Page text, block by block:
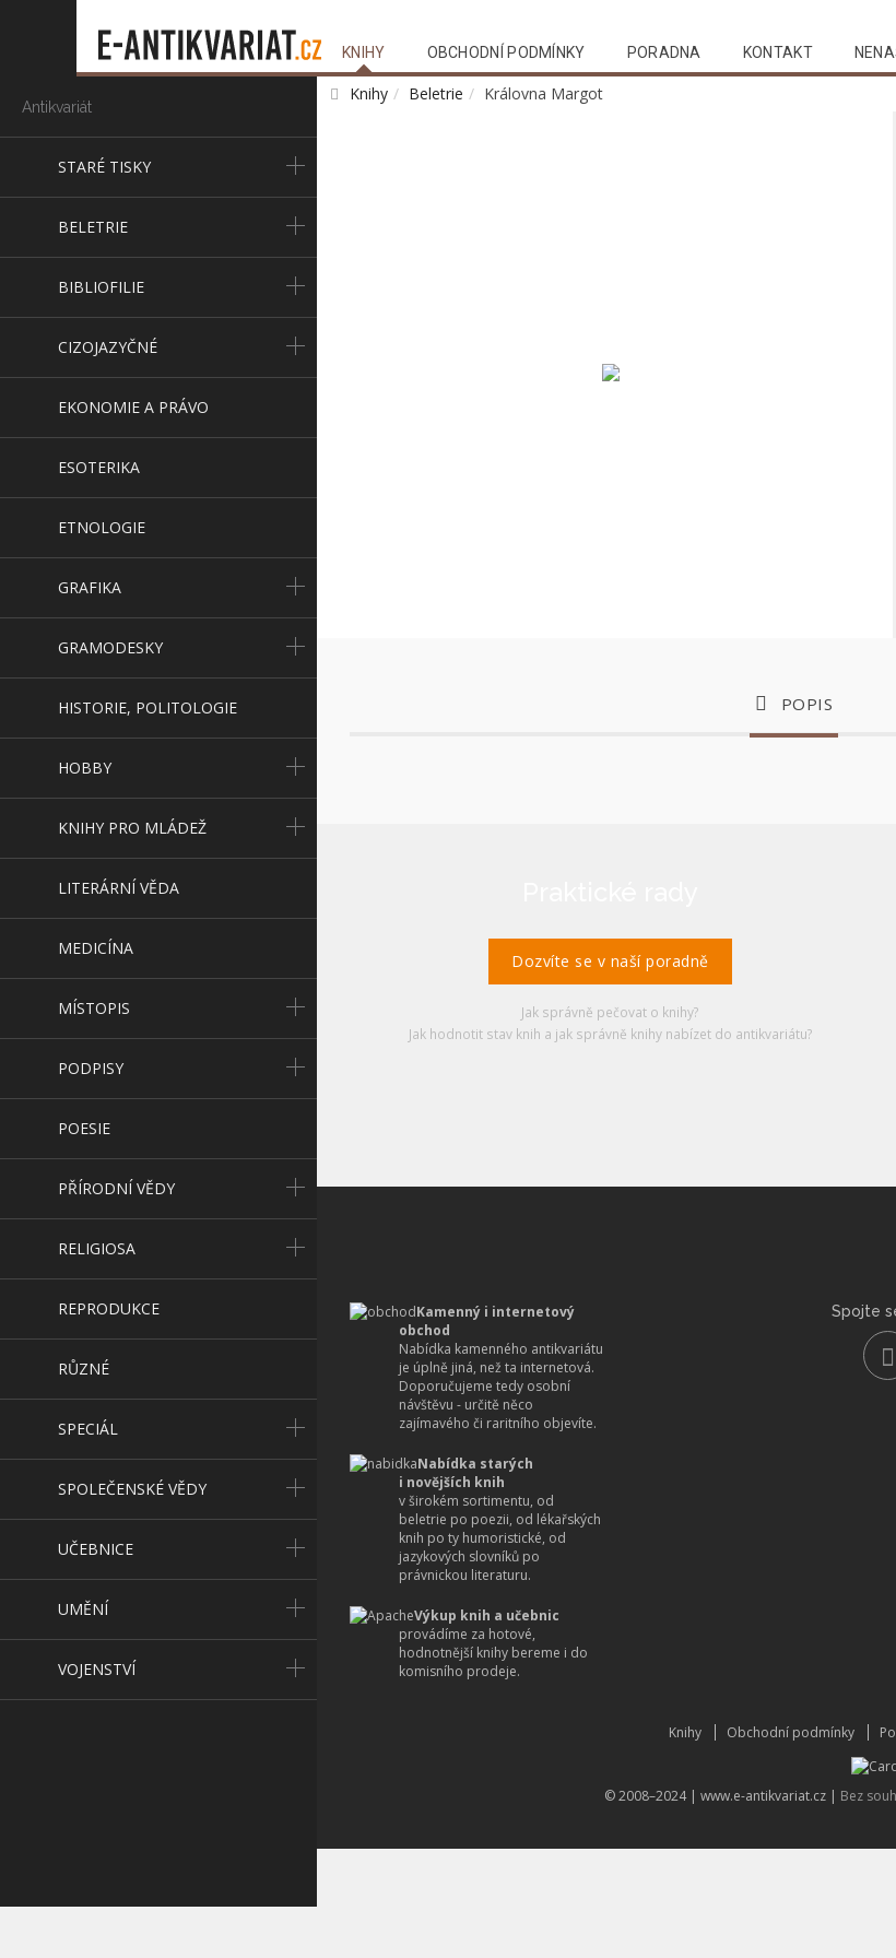
KNIHY OBCHODNÍ PODMÍNKY PORADNA KONTAKT
Antikvariát
STARÉ TISKY
BELETRIE
BIBLIOFILIE
CIZOJAZYČNÉ
EKONOMIE A PRÁVO
ESOTERIKA
ETNOLOGIE
GRAFIKA
GRAMODESKY
HISTORIE, POLITOLOGIE
HOBBY
KNIHY PRO MLÁDEŽ
LITERÁRNÍ VĚDA
MEDICÍNA
MÍSTOPIS
PODPISY
POESIE
PŘÍRODNÍ VĚDY
RELIGIOSA
REPRODUKCE
RŮZNÉ
SPECIÁL
SPOLEČENSKÉ VĚDY
UČEBNICE
UMĚNÍ
VOJENSTVÍ
Knihy Beletrie Královna Margot
POPIS
Dozvíte se v naší poradně
Jak správně pečovat o knihy?
Jak hodnotit stav knih a jak správně knihy nabízet do antikvariátu?
Kamenný i internetový
obchod
Nabídka kamenného antikvariátu
je úplně jiná, než ta internetová.
Doporučujeme tedy osobní
návštěvu - určitě něco
zajímavého či raritního objevíte.
Nabídka starých
i novějších knih
v širokém sortimentu, od
beletrie po poezii, od lékařských
knih po ty humoristické, od
jazykových slovníků po
právnickou literaturu.
Výkup knih a učebnic
provádíme za hotové,
hodnotnější knihy bereme i do
komisního prodeje.
Spojte
Knihy Obchodní podmínky
© 2008–2024 | www.e-antikvariat.cz | Bez